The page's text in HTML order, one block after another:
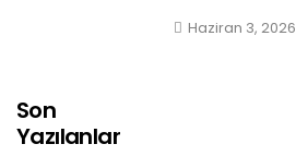
Haziran 3, 2026
Son
Yazılanlar